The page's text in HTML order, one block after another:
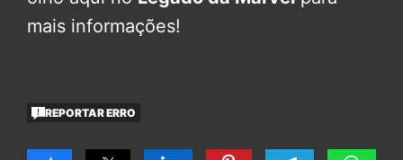
mais informações!
REPORTAR ERRO